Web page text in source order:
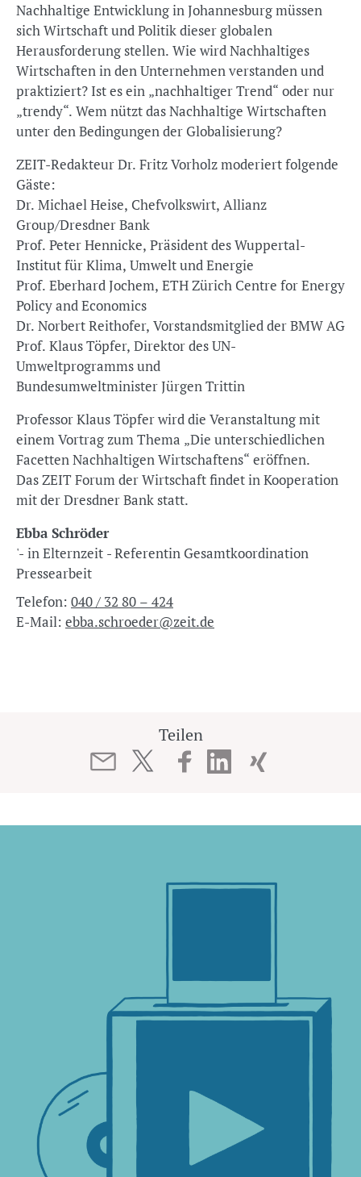
Nachhaltige Entwicklung in Johannesburg müssen
sich Wirtschaft und Politik dieser globalen
Herausforderung stellen. Wie wird Nachhaltiges
Wirtschaften in den Unternehmen verstanden und
praktiziert? Ist es ein „nachhaltiger Trend“ oder nur
„trendy“. Wem nützt das Nachhaltige Wirtschaften
unter den Bedingungen der Globalisierung?
ZEIT-Redakteur Dr. Fritz Vorholz moderiert folgende
Gäste:
Dr. Michael Heise, Chefvolkswirt, Allianz
Group/Dresdner Bank
Prof. Peter Hennicke, Präsident des Wuppertal-
Institut für Klima, Umwelt und Energie
Prof. Eberhard Jochem, ETH Zürich Centre for Energy
Policy and Economics
Dr. Norbert Reithofer, Vorstandsmitglied der BMW AG
Prof. Klaus Töpfer, Direktor des UN-
Umweltprogramms und
Bundesumweltminister Jürgen Trittin
Professor Klaus Töpfer wird die Veranstaltung mit
einem Vortrag zum Thema „Die unterschiedlichen
Facetten Nachhaltigen Wirtschaftens“ eröffnen.
Das ZEIT Forum der Wirtschaft findet in Kooperation
mit der Dresdner Bank statt.
Ebba Schröder
'- in Elternzeit - Referentin Gesamtkoordination
Pressearbeit
Telefon: 040 / 32 80 – 424
E-Mail: ebba.schroeder@zeit.de
Teilen